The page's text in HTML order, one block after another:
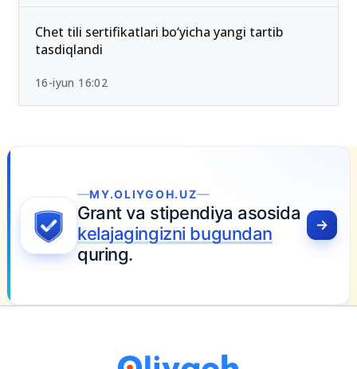
OTMlar ro‘yxati
26-iyun 10:01
Chet tili sertifikatlari bo‘yicha yangi tartib
tasdiqlandi
MY.OLIYGOH.UZ
Grant va stipendiya asosida
quring.